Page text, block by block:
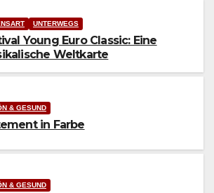
UNTERWEGS
Young Euro Classic: Eine
Weltkarte
& GESUND
in Farbe
& GESUND